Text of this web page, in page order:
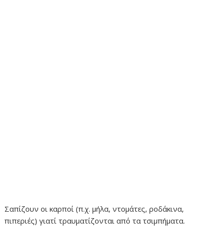
Σαπίζουν οι καρποί (π.χ. μήλα, ντομάτες, ροδάκινα,
πιπεριές) γιατί τραυματίζονται από τα τσιμπήματα.